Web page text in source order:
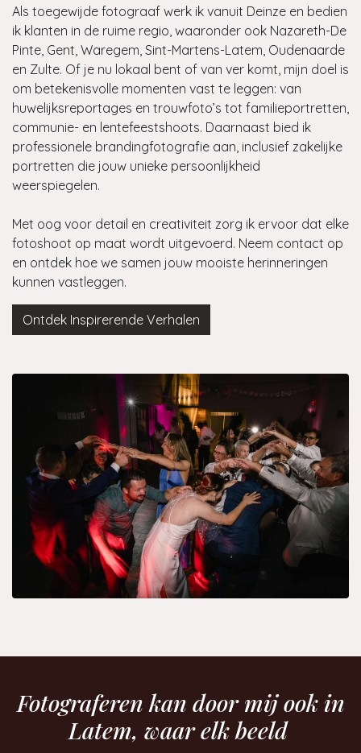
Als toegewijde fotograaf werk ik vanuit Deinze en bedien
ik klanten in de ruime regio, waaronder ook Nazareth-De
Pinte, Gent, Waregem, Sint-Martens-Latem, Oudenaarde
en Zulte. Of je nu lokaal bent of van ver komt, mijn doel is
om betekenisvolle momenten vast te leggen: van
huwelijksreportages en trouwfoto’s tot familieportretten,
communie- en lentefeestshoots. Daarnaast bied ik
professionele brandingfotografie aan, inclusief zakelijke
portretten die jouw unieke persoonlijkheid
weerspiegelen.
Met oog voor detail en creativiteit zorg ik ervoor dat elke
fotoshoot op maat wordt uitgevoerd. Neem contact op
en ontdek hoe we samen jouw mooiste herinneringen
kunnen vastleggen.
Ontdek Inspirerende Verhalen
Fotograferen kan door mij ook in
Latem, waar elk beeld